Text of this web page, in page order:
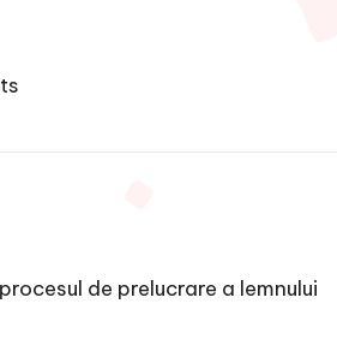
de prelucrare a lemnului